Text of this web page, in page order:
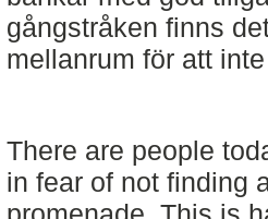
gångstråken finns
mellanrum för att
There are people
in fear of not finding